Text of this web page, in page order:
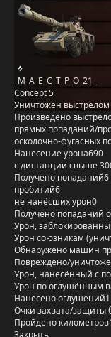
_M_A_E_C_T_P_O_21_
Concept 5
Уничтожен выстрелом
Произведено
прямых попаданий/
осколочно-фугасных
Нанесение урона690
с дистанции свыше
Получено попаданий6
пробитий6
не нанёсших урон0
Получено попаданий
Урон,
Урон союзникам
Обнаружено машин
Повреждено/
Урон, нанесённый с
Урон по оглушённым
Нанесено оглушений1
Очки захвата/защиты
Пройдено километров
Закрыть